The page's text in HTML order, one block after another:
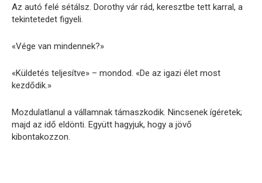
Az autó felé sétálsz. Dorothy vár rád, keresztbe tett karral, a
tekintetedet figyeli.
«Vége van mindennek?»
«Küldetés teljesítve» – mondod. «De az igazi élet most
kezdődik.»
Mozdulatlanul a vállamnak támaszkodik. Nincsenek ígéretek;
majd az idő eldönti. Együtt hagyjuk, hogy a jövő
kibontakozzon.